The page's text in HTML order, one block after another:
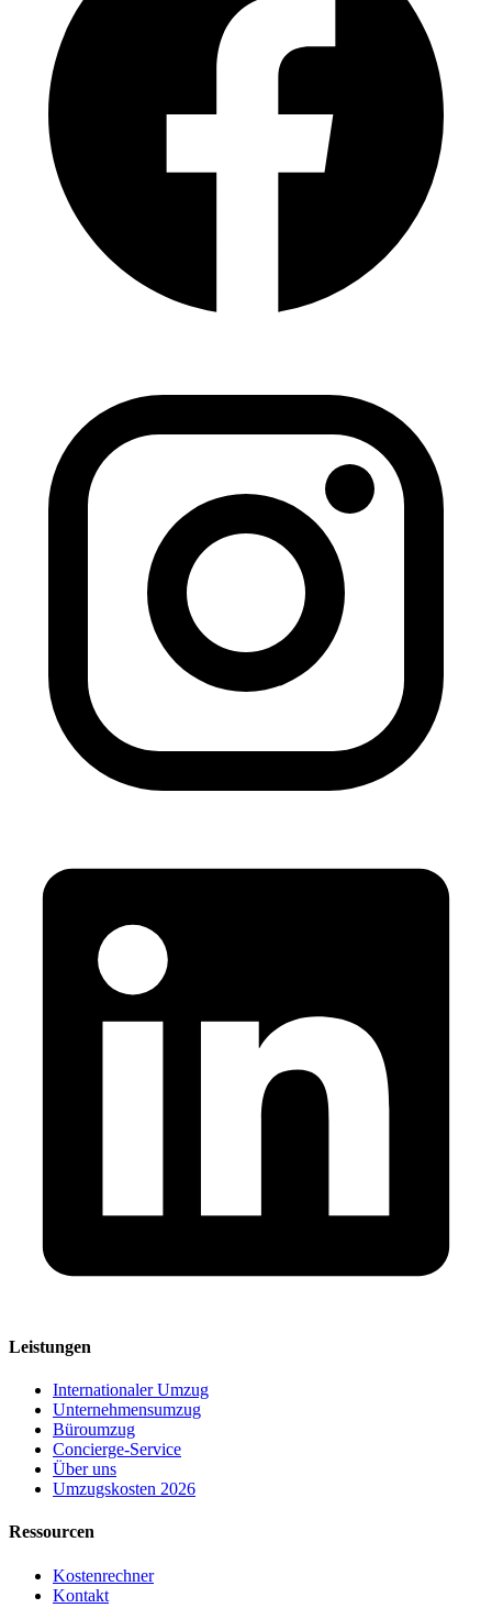
Leistungen
Internationaler Umzug
Unternehmensumzug
Büroumzug
Concierge-Service
Über uns
Umzugskosten 2026
Ressourcen
Kostenrechner
Kontakt